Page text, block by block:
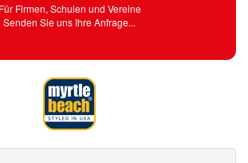
Für Firmen, Schulen und Vereine
Senden Sie uns Ihre Anfrage...